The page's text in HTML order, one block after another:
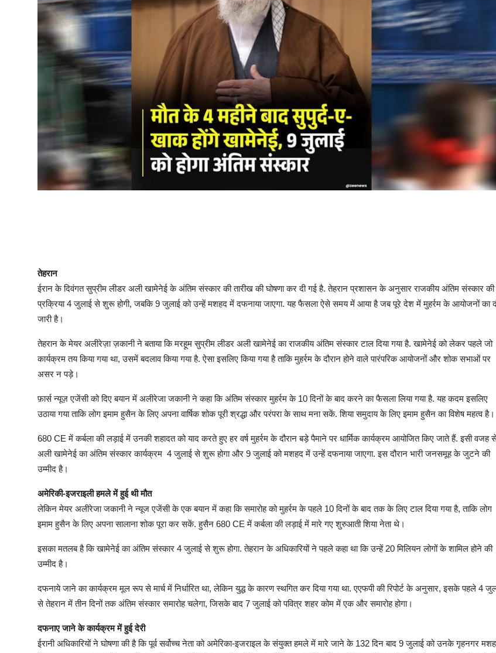
तेहरान
ईरान के दिवंगत सुप्रीम लीडर अली खामेनेई के अंतिम संस्कार की तारीख की घोषणा कर दी गई है. तेहरान प्रशासन के अनुसार राजकीय अंतिम संस्कार की
प्रक्रिया 4 जुलाई से शुरू होगी, जबकि 9 जुलाई को उन्हें मशहद में दफनाया जाएगा. यह फैसला ऐसे समय में आया है जब पूरे देश में मुहर्रम के आयोजनों का
जारी है।
तेहरान के मेयर अलीरेज़ा ज़कानी ने बताया कि मरहूम सुप्रीम लीडर अली खामेनेई का राजकीय अंतिम संस्कार टाल दिया गया है. खामेनेई को लेकर पहले जो
कार्यक्रम तय किया गया था, उसमें बदलाव किया गया है. ऐसा इसलिए किया गया है ताकि मुहर्रम के दौरान होने वाले पारंपरिक आयोजनों और शोक सभाओं पर
असर न पड़े।
फ़ार्स न्यूज़ एजेंसी को दिए बयान में अलीरेजा जकानी ने कहा कि अंतिम संस्कार मुहर्रम के 10 दिनों के बाद करने का फैसला लिया गया है. यह कदम इसलिए
उठाया गया ताकि लोग इमाम हुसैन के लिए अपना वार्षिक शोक पूरी श्रद्धा और परंपरा के साथ मना सकें. शिया समुदाय के लिए इमाम हुसैन का विशेष महत्व है।
680 CE में कर्बला की लड़ाई में उनकी शहादत को याद करते हुए हर वर्ष मुहर्रम के दौरान बड़े पैमाने पर धार्मिक कार्यक्रम आयोजित किए जाते हैं. इसी वजह
अली खामेनेई का अंतिम संस्कार कार्यक्रम 4 जुलाई से शुरू होगा और 9 जुलाई को मशहद में उन्हें दफनाया जाएगा. इस दौरान भारी जनसमूह के जुटने की
उम्मीद है।
अमेरिकी-इजराइली हमले में हुई थी मौत
लेकिन मेयर अलीरेजा जकानी ने न्यूज एजेंसी के एक बयान में कहा कि समारोह को मुहर्रम के पहले 10 दिनों के बाद तक के लिए टाल दिया गया है, ताकि लोग
इमाम हुसैन के लिए अपना सालाना शोक पूरा कर सकें. हुसैन 680 CE में कर्बला की लड़ाई में मारे गए शुरुआती शिया नेता थे।
इसका मतलब है कि खामेनेई का अंतिम संस्कार 4 जुलाई से शुरू होगा. तेहरान के अधिकारियों ने पहले कहा था कि उन्हें 20 मिलियन लोगों के शामिल होने की
उम्मीद है।
दफनाये जाने का कार्यक्रम मूल रूप से मार्च में निर्धारित था, लेकिन युद्ध के कारण स्थगित कर दिया गया था. एएफपी की रिपोर्ट के अनुसार, इसके पहले 4
से तेहरान में तीन दिनों तक अंतिम संस्कार समारोह चलेगा, जिसके बाद 7 जुलाई को पवित्र शहर कोम में एक और समारोह होगा।
दफनाए जाने के कार्यक्रम में हुई देरी
ईरानी अधिकारियों ने घोषणा की है कि पूर्व सर्वोच्च नेता को अमेरिका-इजराइल के संयुक्त हमले में मारे जाने के 132 दिन बाद 9 जुलाई को उनके गृहनगर